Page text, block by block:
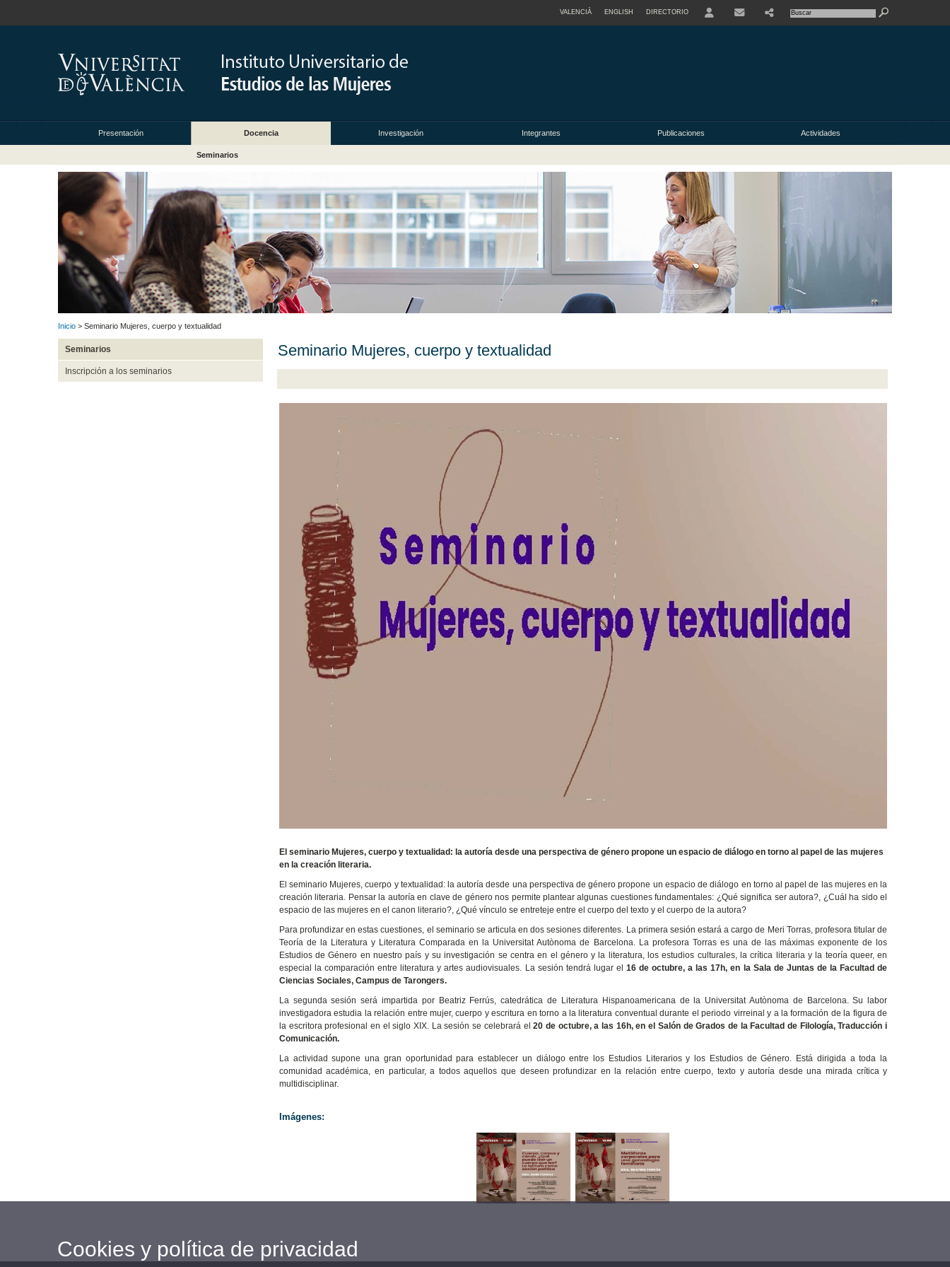
VALENCIÀ ENGLISH DIRECTORIO
Presentación Docencia Investigación Integrantes Publicaciones Actividades
Seminarios
Inicio > Seminario Mujeres, cuerpo y textualidad
Seminarios
Inscripción a los seminarios
Seminario Mujeres, cuerpo y textualidad
El seminario Mujeres, cuerpo y textualidad: la autoría desde una perspectiva de género propone un espacio de diálogo en torno al papel de las mujeres
en la creación literaria.
El seminario Mujeres, cuerpo y textualidad: la autoría desde una perspectiva de género propone un espacio de diálogo en torno al papel de las mujeres en la
creación literaria. Pensar la autoría en clave de género nos permite plantear algunas cuestiones fundamentales: ¿Qué significa ser autora?, ¿Cuál ha sido el
espacio de las mujeres en el canon literario?, ¿Qué vínculo se entreteje entre el cuerpo del texto y el cuerpo de la autora?
Para profundizar en estas cuestiones, el seminario se articula en dos sesiones diferentes. La primera sesión estará a cargo de Meri Torras, profesora titular de
Teoría de la Literatura y Literatura Comparada en la Universitat Autònoma de Barcelona. La profesora Torras es una de las máximas exponente de los
Estudios de Género en nuestro país y su investigación se centra en el género y la literatura, los estudios culturales, la crítica literaria y la teoría queer, en
especial la comparación entre literatura y artes audiovisuales. La sesión tendrá lugar el 16 de octubre, a las 17h, en la Sala de Juntas de la Facultad de
Ciencias Sociales, Campus de Tarongers.
La segunda sesión será impartida por Beatriz Ferrús, catedrática de Literatura Hispanoamericana de la Universitat Autònoma de Barcelona. Su labor
investigadora estudia la relación entre mujer, cuerpo y escritura en torno a la literatura conventual durante el periodo virreinal y a la formación de la figura de
la escritora profesional en el siglo XIX. La sesión se celebrará el20 de octubre, a las 16h, en el Salón de Grados de la Facultad de Filología, Traducción i
Comunicación.
La actividad supone una gran oportunidad para establecer un diálogo entre los Estudios Literarios y los Estudios de Género. Está dirigida a toda la
comunidad académica, en particular, a todos aquellos que deseen profundizar en la relación entre cuerpo, texto y autoría desde una mirada crítica y
multidisciplinar.
Imágenes:
Cookies y política de privacidad